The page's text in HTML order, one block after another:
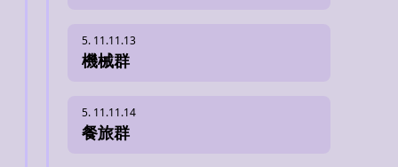
機械群
餐旅群